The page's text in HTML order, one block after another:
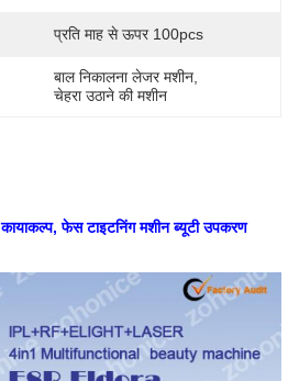
प्रति माह से ऊपर 100pcs
बाल निकालना लेजर मशीन
चेहरा उठाने की मशीन
फेस टाइटनिंग मशीन ब्यूटी उपकरण